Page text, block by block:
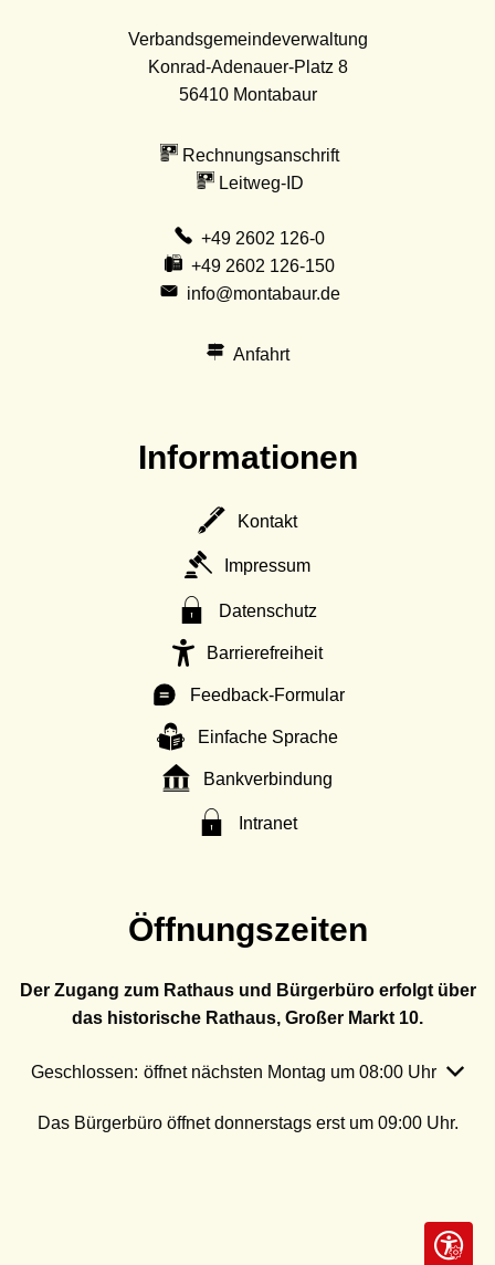
Verbandsgemeindeverwaltung
Konrad-Adenauer-Platz 8
56410 Montabaur
Rechnungsanschrift
Leitweg-ID
+49 2602 126-0
+49 2602 126-150
info@montabaur.de
Anfahrt
Informationen
Kontakt
Impressum
Datenschutz
Barrierefreiheit
Feedback-Formular
Einfache Sprache
Bankverbindung
Intranet
Öffnungszeiten
Der Zugang zum Rathaus und Bürgerbüro erfolgt über
das historische Rathaus, Großer Markt 10.
Klicken, um weitere Öffnungs- oder Schließzeiten
Geschlossen: öffnet nächsten Montag um 08:00 Uhr
Das Bürgerbüro öffnet donnerstags erst um 09:00 Uhr.
Seite